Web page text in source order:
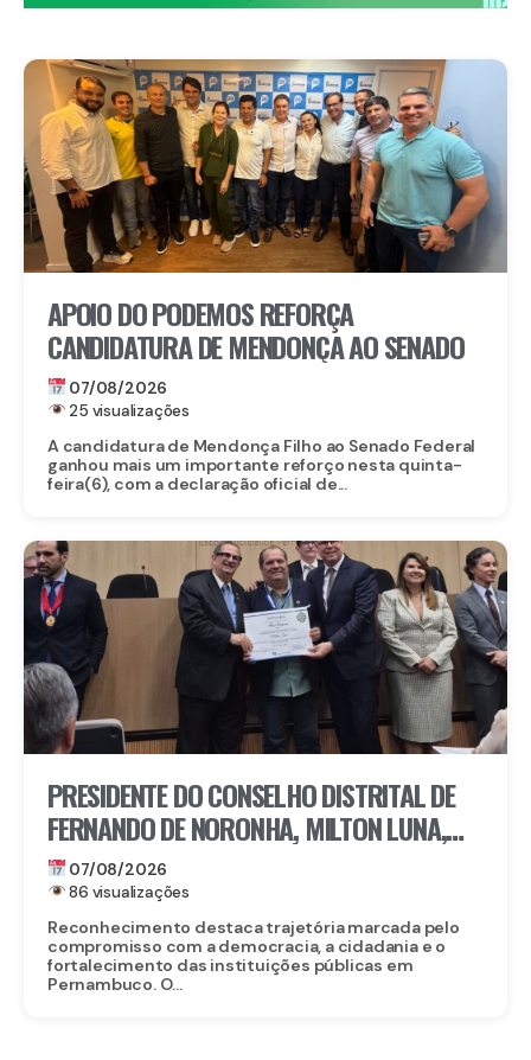
APOIO DO PODEMOS REFORÇA
CANDIDATURA DE MENDONÇA AO SENADO
07/08/2026
25 visualizações
A candidatura de Mendonça Filho ao Senado Federal
ganhou mais um importante reforço nesta quinta-
feira(6), com a declaração oficial de...
PRESIDENTE DO CONSELHO DISTRITAL DE
FERNANDO DE NORONHA, MILTON LUNA,
RECEBE MEDALHA DO MÉRITO ELEITORAL
FREI CANECA, UMA DAS MAIORES
HONRARIAS DO TRE-PE
07/08/2026
86 visualizações
Reconhecimento destaca trajetória marcada pelo
compromisso com a democracia, a cidadania e o
fortalecimento das instituições públicas em
Pernambuco. O...